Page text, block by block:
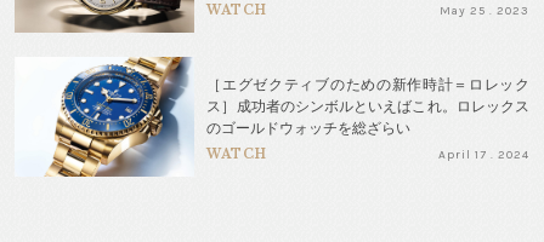
WATCH May 25 . 2023
［エグゼクティブのための新作時計＝ロレック
ス］成功者のシンボルといえばこれ。ロレックス
のゴールドウォッチを総ざらい
WATCH April 17 . 2024